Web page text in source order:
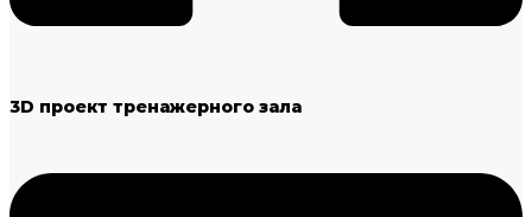
3D проект тренажерного зала